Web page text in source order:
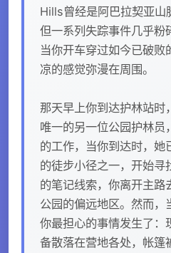
Hills曾经是阿巴拉契亚山
但一系列失踪事件几乎粉
当你开车穿过如今已破败
凉的感觉弥漫在周围。
那天早上你到达护林站
唯一的另一位公园护林员
的工作，当你到达时，她
的徒步小径之一，开始寻
的笔记线索，你离开主路
公园的偏远地区。然而，
你最担心的事情发生了：
备散落在营地各处，帐